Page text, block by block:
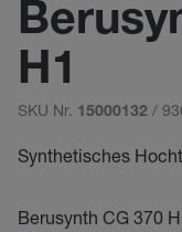
H1
SKU Nr. 15000132 /
Synthetisches
Berusynth CG 370